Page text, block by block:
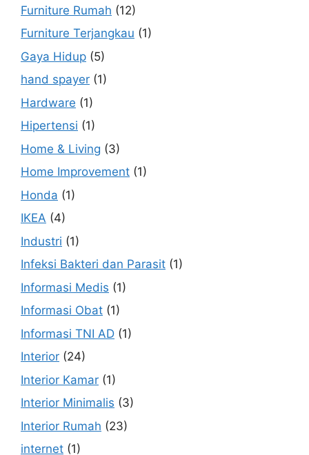
Furniture Rumah (12)
Furniture Terjangkau (1)
Gaya Hidup (5)
hand spayer (1)
Hardware (1)
Hipertensi (1)
Home & Living (3)
Home Improvement (1)
Honda (1)
IKEA (4)
Industri (1)
Infeksi Bakteri dan Parasit (1)
Informasi Medis (1)
Informasi Obat (1)
Informasi TNI AD (1)
Interior (24)
Interior Kamar (1)
Interior Minimalis (3)
Interior Rumah (23)
internet (1)